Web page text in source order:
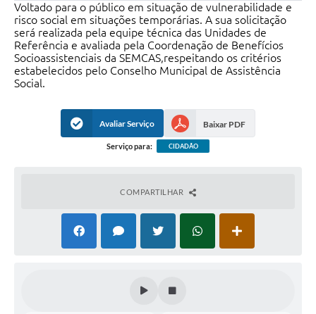
Voltado para o público em situação de vulnerabilidade e
risco social em situações temporárias. A sua solicitação
será realizada pela equipe técnica das Unidades de
Referência e avaliada pela Coordenação de Benefícios
Socioassistenciais da SEMCAS,respeitando os critérios
estabelecidos pelo Conselho Municipal de Assistência
Social.
Avaliar Serviço Baixar PDF
Serviço para: CIDADÃO
COMPARTILHAR